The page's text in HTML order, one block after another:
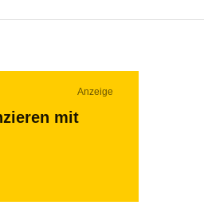
Anzeige
mit